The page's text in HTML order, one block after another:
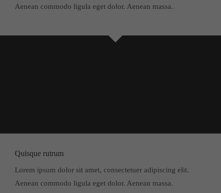
Aenean commodo ligula eget dolor. Aenean massa.
Quisque rutrum
Lorem ipsum dolor sit amet, consectetuer adipiscing elit.
Aenean commodo ligula eget dolor. Aenean massa.